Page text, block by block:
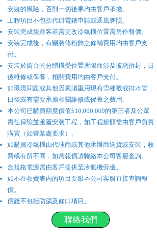
安裝的風險，否則一切後果均由客戶承擔。
工程項目不包括代辦電錶申請或通風牌照。
安裝完成後顧客若需更改冷氣機位置需另作報價。
安装完成後，有關裝修粉飾之修補費用均由客戶支
付。
安装於窗台的分體機受位置所限而涉及玻璃拆封，日
後维修或保養，相關費用均由客戶支付。
如環境問題或其他因素須重用現有雪種喉或排水管，
日後或有需要承擔相關維修或保養之費用。
本公司已購買額度價值$10,000,000的第三者及公眾
責任保險並凾蓋安裝工程，如工程超額需由客戶負責
購買（如管業處要求）。
如購買冷氣機由代理商或其他承辦商送貨或安裝，收
費或有所不同，如需報價請聯絡本公司客服查詢。
合規格電源需由客戶提供至冷氣機旁邊。
如不在收費表內的項目要跟本公司客服直接查詢報
價。
價錢不包括防漏及修口項目。
聯絡我們